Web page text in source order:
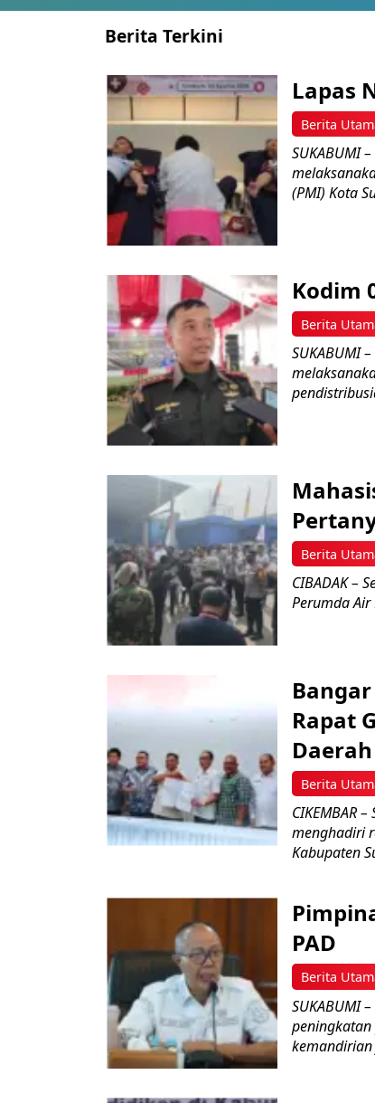
Berita Terkini
Berita
Lapas
SUKABUMI
(PMI) Kota
Berita
Kodim
SUKABUMI
Berita
CIBADAK –
Perumda Air
Berita
Rapat
Daerah
CIKEMBAR
menghadiri
Kabupaten
Berita
PAD
SUKABUMI
peningkatan